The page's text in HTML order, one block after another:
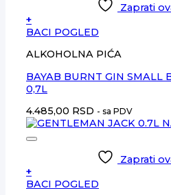
Zaprati
+
BACI POGLED
ALKOHOLNA PIĆA
BAYAB BURNT GIN SMALL
0,7L
4.485,00 RSD - sa PDV
Zaprati
+
BACI POGLED